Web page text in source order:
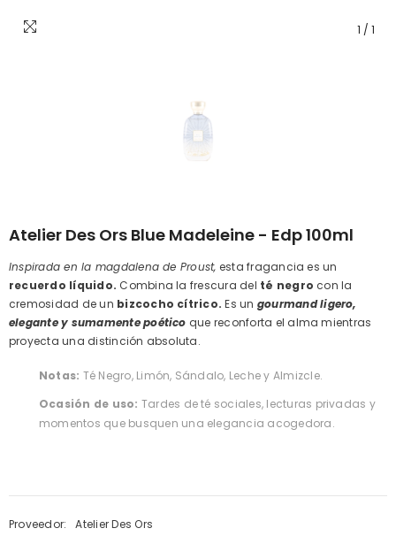
1 / 1
Atelier Des Ors Blue Madeleine - Edp 100ml
Inspirada en la magdalena de Proust, esta fragancia es un
recuerdo líquido. Combina la frescura del té negro con la
cremosidad de un bizcocho cítrico. Es un gourmand ligero,
elegante y sumamente poético que reconforta el alma mientras
proyecta una distinción absoluta.
Notas: Té Negro, Limón, Sándalo, Leche y Almizcle.
Ocasión de uso: Tardes de té sociales, lecturas privadas y
momentos que busquen una elegancia acogedora.
Proveedor:
Atelier Des Ors